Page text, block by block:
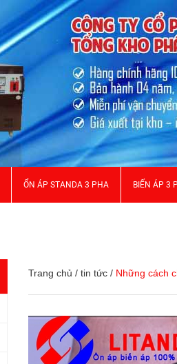
ỔN ÁP STANDA 3 PHA BIẾN ÁP 3
Trang chủ / tin tức / Những cách